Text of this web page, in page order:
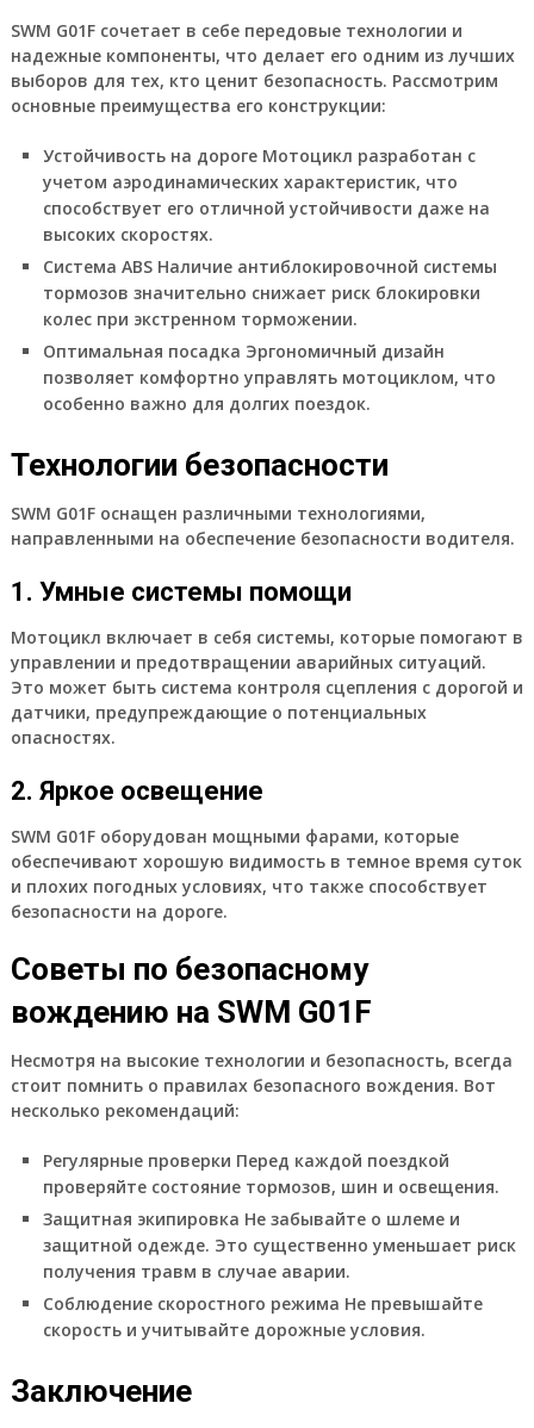
SWM G01F сочетает в себе передовые технологии и
надежные компоненты, что делает его одним из лучших
выборов для тех, кто ценит безопасность. Рассмотрим
основные преимущества его конструкции:
Устойчивость на дорогеМотоцикл разработан с
учетом аэродинамических характеристик, что
способствует его отличной устойчивости даже на
высоких скоростях.
Система ABSНаличие антиблокировочной системы
тормозов значительно снижает риск блокировки
колес при экстренном торможении.
Оптимальная посадка Эргономичный дизайн
позволяет комфортно управлять мотоциклом, что
особенно важно для долгих поездок.
Технологии безопасности
SWM G01F оснащен различными технологиями,
направленными на обеспечение безопасности водителя.
1. Умные системы помощи
Мотоцикл включает в себя системы, которые помогают в
управлении и предотвращении аварийных ситуаций.
Это может быть система контроля сцепления с дорогой и
датчики, предупреждающие о потенциальных
опасностях.
2. Яркое освещение
SWM G01F оборудован мощными фарами, которые
обеспечивают хорошую видимость в темное время суток
и плохих погодных условиях, что также способствует
безопасности на дороге.
Советы по безопасному
вождению на SWM G01F
Несмотря на высокие технологии и безопасность, всегда
стоит помнить о правилах безопасного вождения. Вот
несколько рекомендаций:
Регулярные проверки Перед каждой поездкой
проверяйте состояние тормозов, шин и освещения.
Защитная экипировка Не забывайте о шлеме и
защитной одежде. Это существенно уменьшает риск
получения травм в случае аварии.
Соблюдение скоростного режима Не превышайте
скорость и учитывайте дорожные условия.
Заключение